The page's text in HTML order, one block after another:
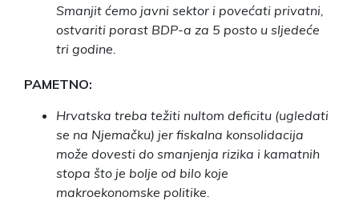
Smanjit ćemo javni sektor i povećati privatni,
ostvariti porast BDP-a za 5 posto u sljedeće
tri godine.
PAMETNO:
Hrvatska treba težiti nultom deficitu (ugledati
se na Njemačku) jer fiskalna konsolidacija
može dovesti do smanjenja rizika i kamatnih
stopa što je bolje od bilo koje
makroekonomske politike.